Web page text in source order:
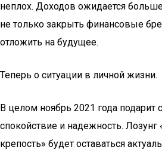
неплох. Доходов ожидается
не только закрыть финансовые
отложить на будущее.
Теперь о ситуации в личной жизни.
В целом ноябрь 2021 года
спокойствие и надежность.
крепость» будет оставаться